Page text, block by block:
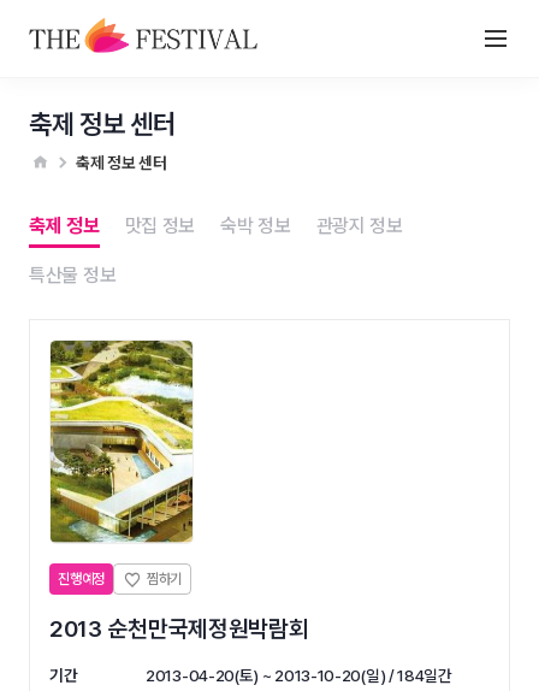
축제 정보 센터
축제 정보 센터
축제 정보 맛집 정보 숙박 정보 관광지 정보
특산물 정보
진행예정
2013 순천만국제정원박람회
기간
2013-04-20(토) ~ 2013-10-20(일) / 184일간